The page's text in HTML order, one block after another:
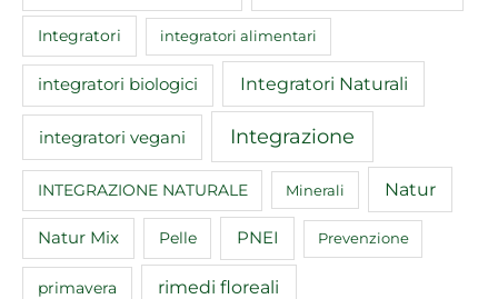
Integratori integratori alimentari
integratori biologici Integratori Naturali
integratori vegani Integrazione
INTEGRAZIONE NATURALE Minerali Natur
Natur Mix Pelle PNEI Prevenzione
primavera rimedi floreali